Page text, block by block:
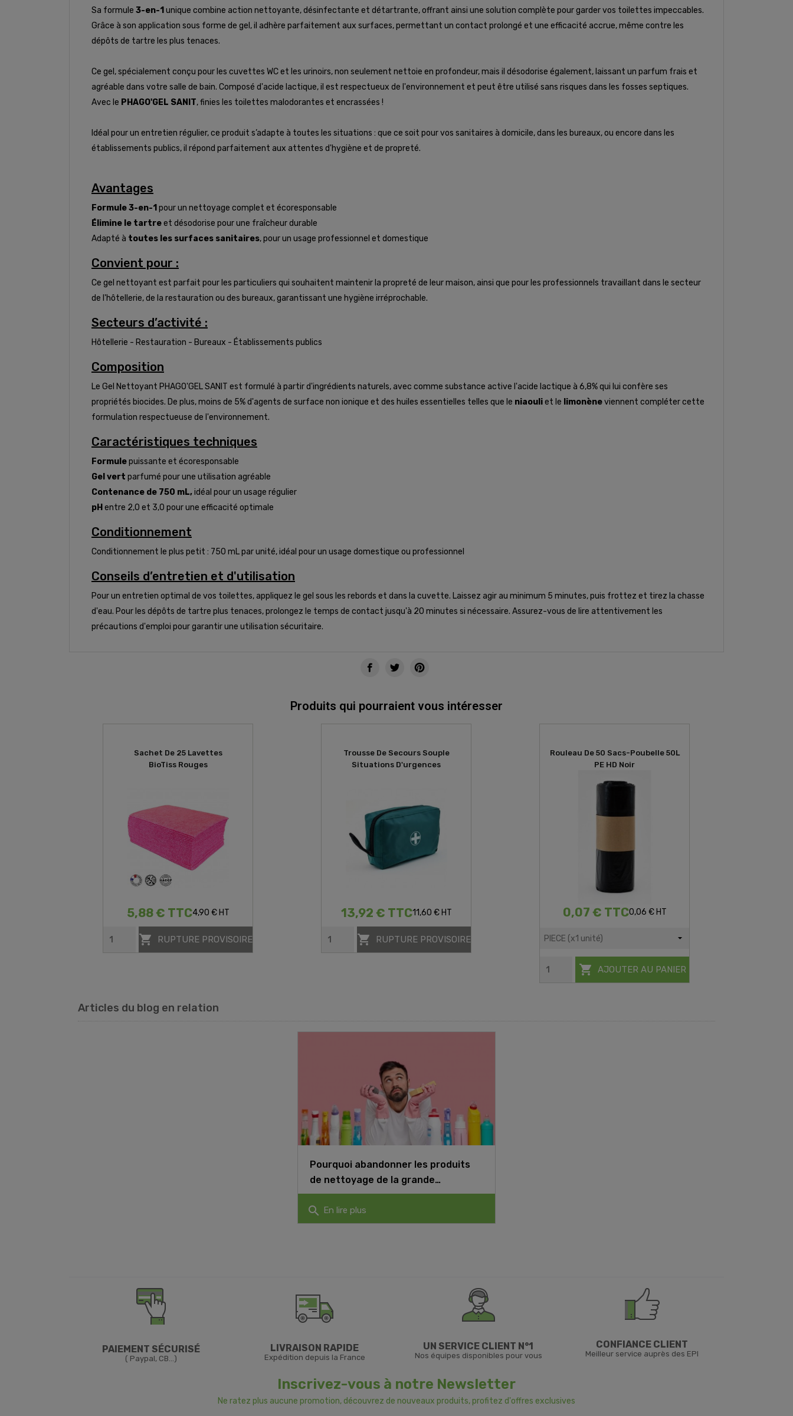
Sa formule 3-en-1 unique combine action nettoyante, désinfectante et détartrante, offrant ainsi une solution complète pour garder vos toilettes impeccables.
Grâce à son application sous forme de gel, il adhère parfaitement aux surfaces, permettant un contact prolongé et une efficacité accrue, même contre les
dépôts de tartre les plus tenaces.
Ce gel, spécialement conçu pour les cuvettes WC et les urinoirs, non seulement nettoie en profondeur, mais il désodorise également, laissant un parfum frais et
agréable dans votre salle de bain. Composé d'acide lactique, il est respectueux de l'environnement et peut être utilisé sans risques dans les fosses septiques.
Avec le PHAGO'GEL SANIT, finies les toilettes malodorantes et encrassées !
Idéal pour un entretien régulier, ce produit s’adapte à toutes les situations : que ce soit pour vos sanitaires à domicile, dans les bureaux, ou encore dans les
établissements publics, il répond parfaitement aux attentes d'hygiène et de propreté.
Avantages
Formule 3-en-1 pour un nettoyage complet et écoresponsable
Élimine le tartreet désodorise pour une fraîcheur durable
Adapté à toutes les surfaces sanitaires, pour un usage professionnel et domestique
Convient pour :
Ce gel nettoyant est parfait pour les particuliers qui souhaitent maintenir la propreté de leur maison, ainsi que pour les professionnels travaillant dans le secteur
de l'hôtellerie, de la restauration ou des bureaux, garantissant une hygiène irréprochable.
Secteurs d’activité :
Hôtellerie - Restauration - Bureaux - Établissements publics
Composition
Le Gel Nettoyant PHAGO'GEL SANIT est formulé à partir d'ingrédients naturels, avec comme substance active l'acide lactique à 6,8% qui lui confère ses
propriétés biocides. De plus, moins de 5% d'agents de surface non ionique et des huiles essentielles telles que le niaouliet le limonèneviennent compléter cette
formulation respectueuse de l'environnement.
Caractéristiques techniques
Formulepuissante et écoresponsable
Gel vert parfumé pour une utilisation agréable
Contenance de 750 mL,idéal pour un usage régulier
pH entre 2,0 et 3,0 pour une efficacité optimale
Conditionnement
Conditionnement le plus petit : 750 mL par unité, idéal pour un usage domestique ou professionnel
Conseils d’entretien et d'utilisation
Pour un entretien optimal de vos toilettes, appliquez le gel sous les rebords et dans la cuvette. Laissez agir au minimum 5 minutes, puis frottez et tirez la chasse
d'eau. Pour les dépôts de tartre plus tenaces, prolongez le temps de contact jusqu'à 20 minutes si nécessaire. Assurez-vous de lire attentivement les
précautions d'emploi pour garantir une utilisation sécuritaire.
Produits qui pourraient vous intéresser
Sachet De 25 Lavettes
BioTiss Rouges
5,88 € TTC4,90 € HT
 RUPTURE PROVISOIRE
Trousse De Secours Souple
Situations D'urgences
13,92 € TTC11,60 € HT
 RUPTURE PROVISOIRE
Rouleau De 50 Sacs-Poubelle 50L
PE HD Noir
0,07 € TTC0,06 € HT
 AJOUTER AU PANIER
Articles du blog en relation
Pourquoi abandonner les produits
de nettoyage de la grande
distribution ?
search En lire plus
PAIEMENT SÉCURISÉ
( Paypal, CB...)
LIVRAISON RAPIDE
Expédition depuis la France
UN SERVICE CLIENT N°1
Nos équipes disponibles pour vous
CONFIANCE CLIENT
Meilleur service auprès des EPI
Inscrivez-vous à notre Newsletter
Ne ratez plus aucune promotion, découvrez de nouveaux produits, profitez d'offres exclusives